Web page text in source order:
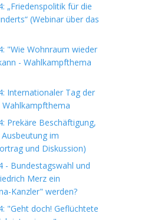
„Friedenspolitik für die
(Webinar über das
"Wie Wohnraum wieder
- Wahlkampfthema
Internationaler Tag der
Wahlkampfthema
Prekäre Beschäftigung,
im
und Diskussion)
- Bundestagswahl und
Merz ein
Kanzler" werden?
"Geht doch! Geflüchtete